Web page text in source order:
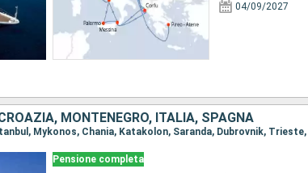
04/09/2027
MONTENEGRO, ITALIA, SPAGNA
Pensione completa